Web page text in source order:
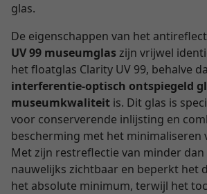
glas.
De eigenschappen van het
UV 99 museumglaszijn vrijwel
het floatglas Clarity UV 99, behalve
interferentie-optisch ontspiegeld
museumkwaliteit is. Dit glas is
voor conserverende inlijsting en
bescherming met het minimaliseren
Met zijn restreflectie van minder dan
nauwelijks zichtbaar en beperkt het
het absolute minimum, terwijl het